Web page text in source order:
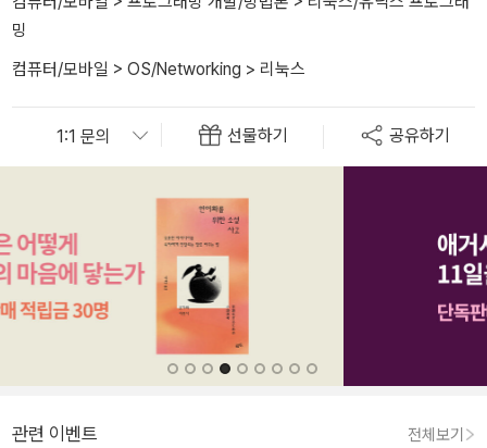
밍
컴퓨터/모바일 > OS/Networking > 리눅스
선물하기 공유하기
관련 이벤트 전체보기